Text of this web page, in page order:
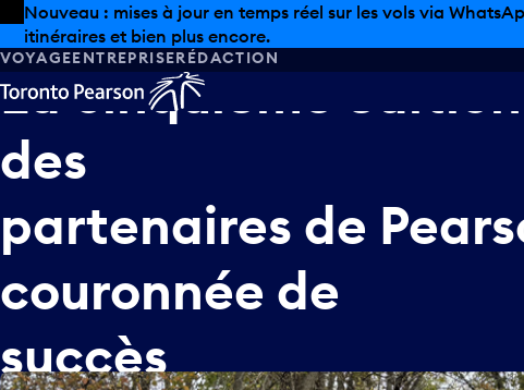
Skip to offers
Passer au contenu principal
Nouveau : mises à jour en temps réel sur les vols via
itinéraires et bien plus encore.
VOYAGEENTREPRISERÉDACTION
Lacinquièmeédition
des
partenaires de
couronnée de
succès